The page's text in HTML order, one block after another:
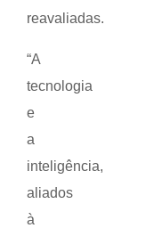
reavaliadas.
“A
tecnologia
e
a
inteligência,
aliados
à